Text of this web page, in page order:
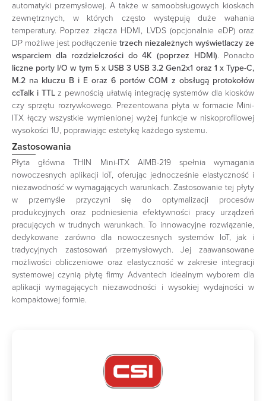
automatyki przemysłowej. A także w samoobsługowych kioskach
zewnętrznych, w których często występują duże wahania
temperatury. Poprzez złącza HDMI, LVDS (opcjonalnie eDP) oraz
DP możliwe jest podłączenie trzech niezależnych wyświetlaczy ze
wsparciem dla rozdzielczości do 4K (poprzez HDMI). Ponadto
liczne porty I/O w tym 5 x USB 3 USB 3.2 Gen2x1 oraz 1 x Type-C,
M.2 na kluczu B i E oraz 6 portów COM z obsługą protokołów
ccTalk i TTLz pewnością ułatwią integrację systemów dla kiosków
czy sprzętu rozrywkowego. Prezentowana płyta w formacie Mini-
ITX łączy wszystkie wymienionej wyżej funkcje w niskoprofilowej
wysokości 1U, poprawiając estetykę każdego systemu.
Zastosowania
Płyta główna THIN Mini-ITX AIMB-219 spełnia wymagania
nowoczesnych aplikacji IoT, oferując jednocześnie elastyczność i
niezawodność w wymagających warunkach. Zastosowanie tej płyty
w przemyśle przyczyni się do optymalizacji procesów
produkcyjnych oraz podniesienia efektywności pracy urządzeń
pracujących w trudnych warunkach. To innowacyjne rozwiązanie,
dedykowane zarówno dla nowoczesnych systemów IoT, jak i
tradycyjnych zastosowań przemysłowych. Jej zaawansowane
możliwości obliczeniowe oraz elastyczność w zakresie integracji
systemowej czynią płytę firmy Advantech idealnym wyborem dla
aplikacji wymagających niezawodności i wysokiej wydajności w
kompaktowej formie.